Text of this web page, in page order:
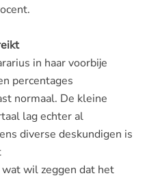
in haar voorbije
percentages
normaal. De kleine
lag echter al
diverse deskundigen is
wil zeggen dat het